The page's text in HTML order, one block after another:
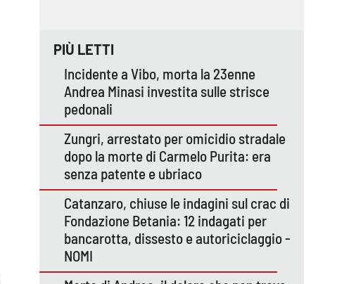
PIÙ LETTI
Incidente a Vibo, morta la 23enne
Andrea Minasi investita sulle strisce
pedonali
Zungri, arrestato per omicidio stradale
dopo la morte di Carmelo Purita: era
senza patente e ubriaco
Catanzaro, chiuse le indagini sul crac di
Fondazione Betania: 12 indagati per
bancarotta, dissesto e autoriciclaggio -
NOMI